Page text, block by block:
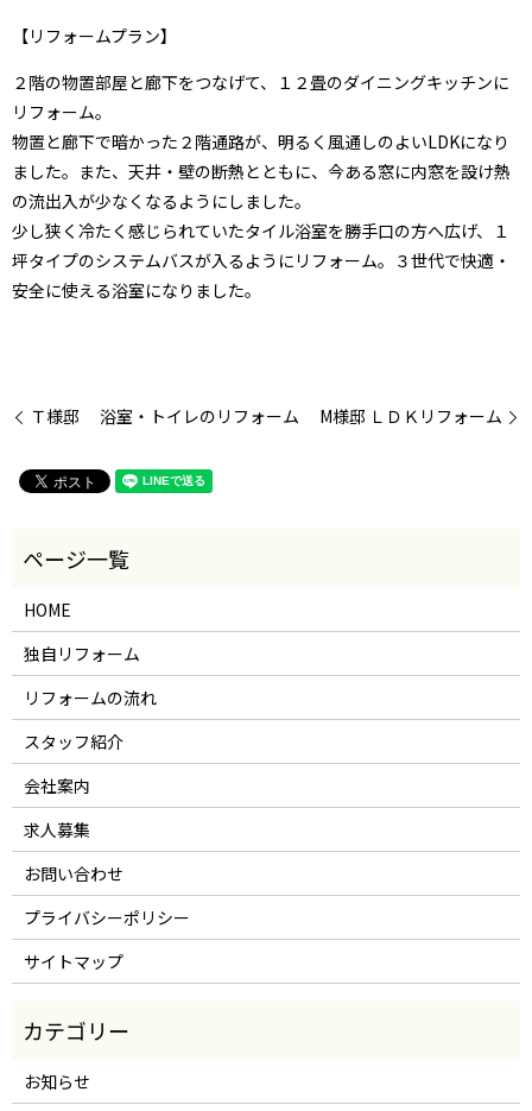
【リフォームプラン】
２階の物置部屋と廊下をつなげて、１２畳のダイニングキッチンに
リフォーム。
物置と廊下で暗かった２階通路が、明るく風通しのよいLDKになり
ました。また、天井・壁の断熱とともに、今ある窓に内窓を設け熱
の流出入が少なくなるようにしました。
少し狭く冷たく感じられていたタイル浴室を勝手口の方へ広げ、１
坪タイプのシステムバスが入るようにリフォーム。３世代で快適・
安全に使える浴室になりました。
Ｔ様邸 浴室・トイレのリフォーム M様邸 ＬＤＫリフォーム
HOME
独自リフォーム
リフォームの流れ
スタッフ紹介
会社案内
求人募集
お問い合わせ
プライバシーポリシー
サイトマップ
お知らせ